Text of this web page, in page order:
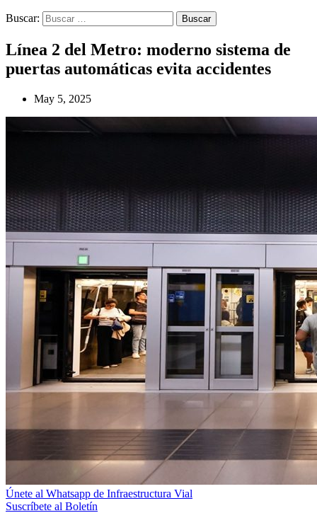
Buscar:
Línea 2 del Metro: moderno sistema de
puertas automáticas evita accidentes
May 5, 2025
Únete al Whatsapp de Infraestructura Vial
Suscríbete al Boletín